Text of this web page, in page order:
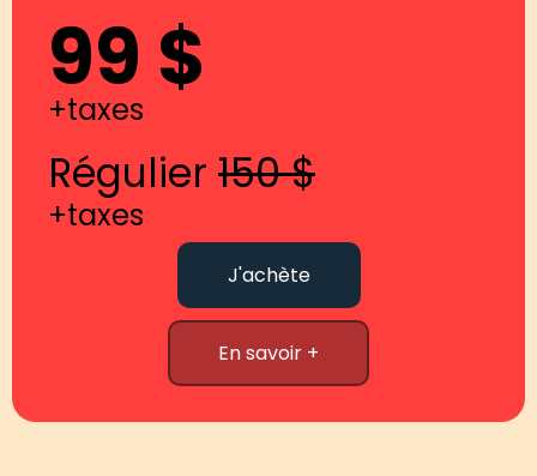
99 $
+taxes
Régulier 150 $
+taxes
J'achète
En savoir +